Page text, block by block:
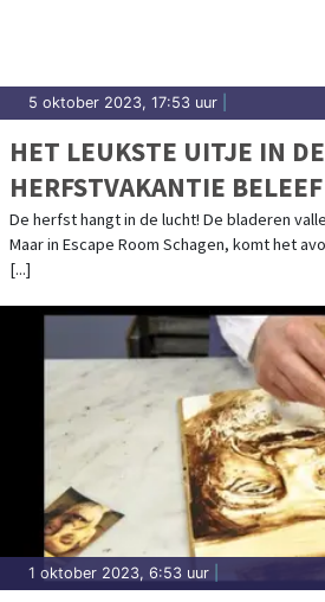
5 oktober 2023, 17:53 uur
HET LEUKSTE UITJE IN DE
HERFSTVAKANTIE
ROOM SCHAGEN!
De herfst hangt in de lucht! De bladeren
Maar in Escape Room Schagen, komt het
[...]
1 oktober 2023, 6:53 uur